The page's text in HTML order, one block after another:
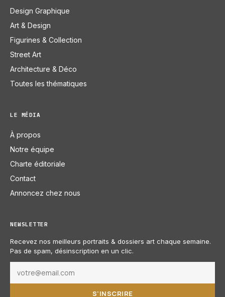
Design Graphique
Art & Design
Figurines & Collection
Street Art
Architecture & Déco
Toutes les thématiques
LE MÉDIA
À propos
Notre équipe
Charte éditoriale
Contact
Annoncez chez nous
NEWSLETTER
Recevez nos meilleurs portraits & dossiers art chaque semaine.
Pas de spam, désinscription en un clic.
S'INSCRIRE